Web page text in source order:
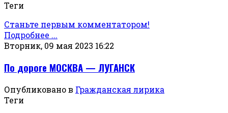
Теги
Станьте первым комментатором!
Подробнее ...
Вторник, 09 мая 2023 16:22
По дороге МОСКВА — ЛУГАНСК
Опубликовано в Гражданская лирика
Теги